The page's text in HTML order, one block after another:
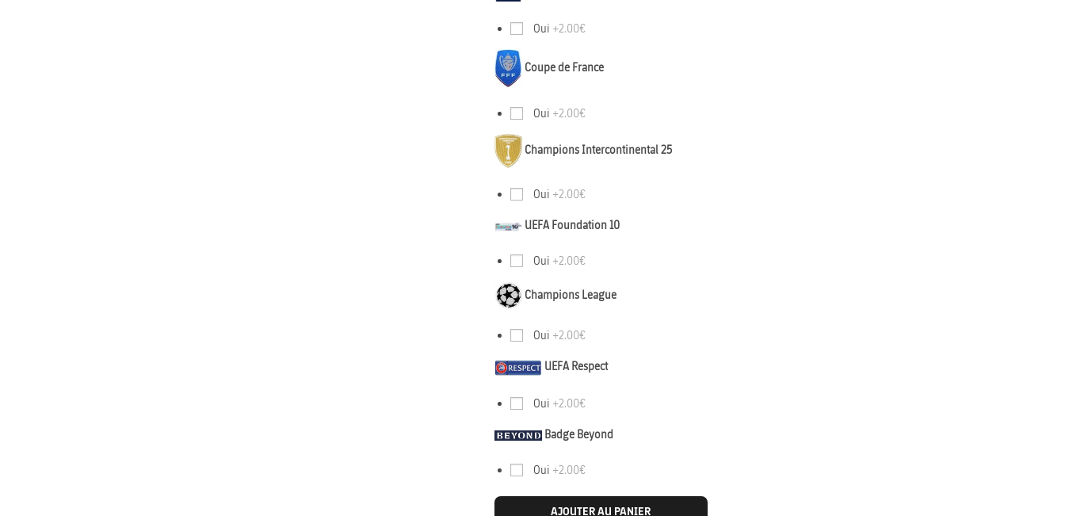
Oui +2.00€
Coupe de France
Oui +2.00€
Champions Intercontinental 25
Oui +2.00€
UEFA Foundation 10
Oui +2.00€
Champions League
Oui +2.00€
UEFA Respect
Oui +2.00€
Badge Beyond
Oui +2.00€
AJOUTER AU PANIER